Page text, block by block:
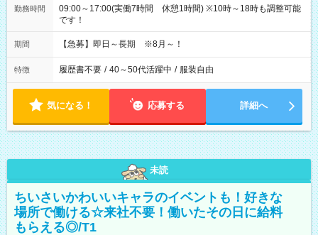
勤務時間
09:00～17:00(実働7時間 休憩1時間) ※10時～18時も調整可能
です！
期間 【急募】即日～長期 ※8月～！
特徴 履歴書不要 / 40～50代活躍中 / 服装自由
気になる！ 応募する 詳細へ
未読
ちいさいかわいいキャラのイベントも！好きな
場所で働ける☆来社不要！働いたその日に給料
もらえる◎/T1